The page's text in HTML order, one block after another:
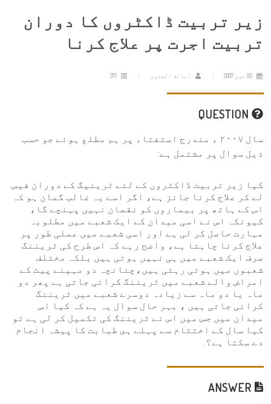
زیر تربیت ڈاکٹروں کا دوران
تربیت اجرت پر علاج کرنا
أمانة الفتوى
سال ٢٠٠٧ ء مندرج استفتاء پر ہم مطلع ہوئے جو حسب
ذیل سوال پر مشتمل ہے:
کیا زیر تربیت ڈاکٹروں کے لئے ٹرینیگ کے دوران فیس
لے کر علاج کرنا جائز ہے، اگر اسے یہ غالب گمان ہو کہ
اس کے ہاتھ پر بیماروں کو نقصان نہیں پہنچے گا،
کیونکہ اس نے اسی میدان کے ایک شعبے میں مطلوبہ
مہارت حاصل کر لی ہے اور اسی شعبے میں عملی طور پر
علاج کرنا چاہتا ہے، واضح رہے کہ اس طرح کی ٹریننگ
صرف ایک شعبے میں ہی نہیں ہوتی ہیں بلکہ مختلف
شعبوں میں ہوتی رہتی ہیں،چنانچہ دو مہینے پیٹ کے
امراض والے شعبے میں ٹریننگ کرائی جاتی ہے پھر دو
ماہ یا دو ماہ سے زیادہ دوسرے شعبے میں ٹریننگ
کرائی جاتی ہیں ، بہر حال سوال یہ ہے کہ کیا اس
میدان میں جس میں اس نے ٹریننگ کی تکمیل کر لی ہے تو
کیا سال کے اختتام سے پہلے ہى طبابت کا پیشہ انجام
دے سکتا ہے؟.